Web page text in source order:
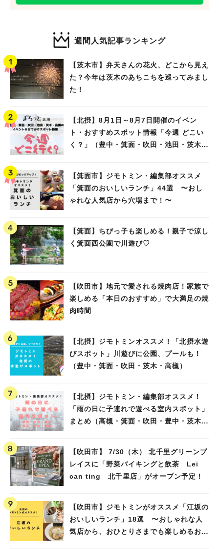
週間人気記事ランキング
【茨木市】弁天さんの花火、どこから見え
た？今年は茨木のあちこちを巡ってみまし
た！
【北摂】8月1日～8月7日開催のイベン
ト・おすすめスポット情報「今週 どこい
く？」（豊中・箕面・吹田・池田・茨木・
【箕面市】ジモトミン・編集部オススメ
「箕面のおいしいランチ」44選 〜おし
ゃれな人気店から穴場まで！〜
【箕面】ちびっ子も楽しめる！親子で涼し
く箕面西公園で川遊び♡
【吹田市】地元で愛される焼肉店！家族で
楽しめる「本日のおすすめ」で大満足の焼
肉時間
【北摂】ジモトミンオススメ！「北摂水遊
びスポット」川遊びに公園、プールも！
（豊中・箕面・吹田・茨木・高槻）
【北摂】ジモトミン・編集部オススメ！
「雨の日に子連れで遊べる室内スポット」
まとめ（高槻・箕面・吹田・豊中・茨木・
【吹田市】 7/30（木） 北千里グリーンプ
レイスに「野菜バイキングと飲茶 Lei
can ting 北千里店」がオープン予定！
【吹田市】ジモトミンがオススメ「江坂の
おいしいランチ」18選 〜おしゃれな人
気店から、おひとりさまでも楽しめるお店
#自然とふれあう
#教えたい／教えて投稿記事
#あなたはどっち？